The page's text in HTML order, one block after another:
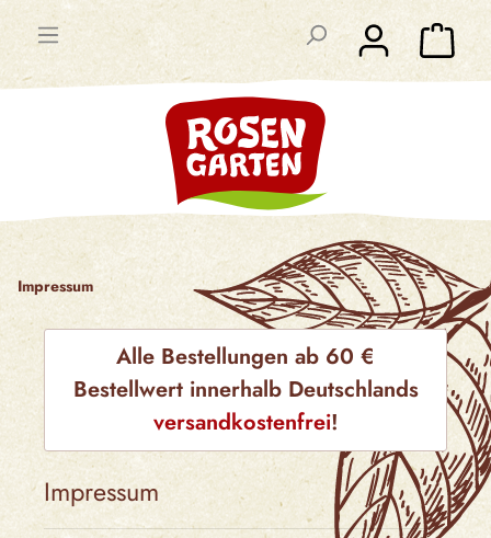
Impressum
Alle Bestellungen ab 60 €
Bestellwert innerhalb Deutschlands
versandkostenfrei!
Impressum